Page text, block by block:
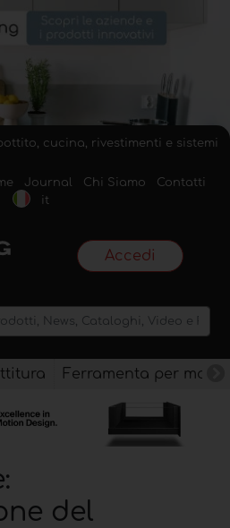
cucina, rivestimenti e sistemi
Journal Chi Siamo
Contatti
it
Accedi
Ferramenta per mobili
del